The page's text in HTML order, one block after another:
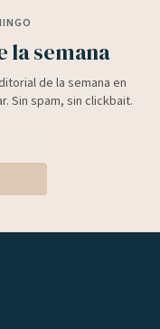
la semana
de la semana en
Sin spam, sin clickbait.